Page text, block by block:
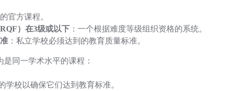
官方课程。
）在3级或以下 ：一个根据难度等级组织资格的系统。
：私立学校必须达到的教育质量标准。
同一学术水平的课程：
学校以确保它们达到教育标准。